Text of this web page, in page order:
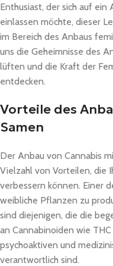
Enthusiast, der sich auf
einlassen möchte, dieser
im Bereich des Anbaus
uns die Geheimnisse des
lüften und die Kraft der
entdecken.
Vorteile des
Samen
Der Anbau von Cannabis
Vielzahl von Vorteilen, die
verbessern können. Einer
weibliche Pflanzen zu
sind diejenigen, die die
an Cannabinoiden wie
psychoaktiven und
verantwortlich sind.